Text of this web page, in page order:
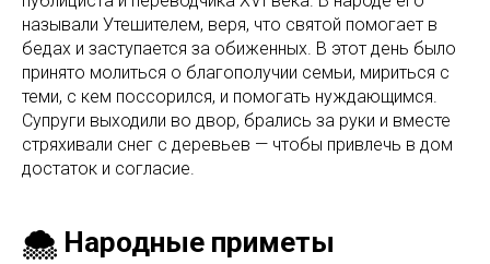
называли Утешителем, веря, что святой помогает в
бедах и заступается за обиженных. В этот день было
принято молиться о благополучии семьи, мириться с
теми, с кем поссорился, и помогать нуждающимся.
Супруги выходили во двор, брались за руки и вместе
стряхивали снег с деревьев — чтобы привлечь в дом
достаток и согласие.
🌨️ Народные приметы